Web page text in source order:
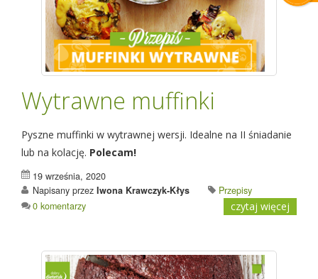
Wytrawne muffinki
Pyszne muffinki w wytrawnej wersji. Idealne na II śniadanie
lub na kolację. Polecam!
19 września, 2020
Napisany przez Iwona Krawczyk-Kłys
Przepisy
0 komentarzy
czytaj więcej